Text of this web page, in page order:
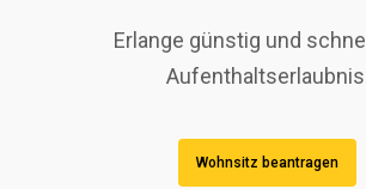
Erlange günstig und
Wohnsitz beantragen